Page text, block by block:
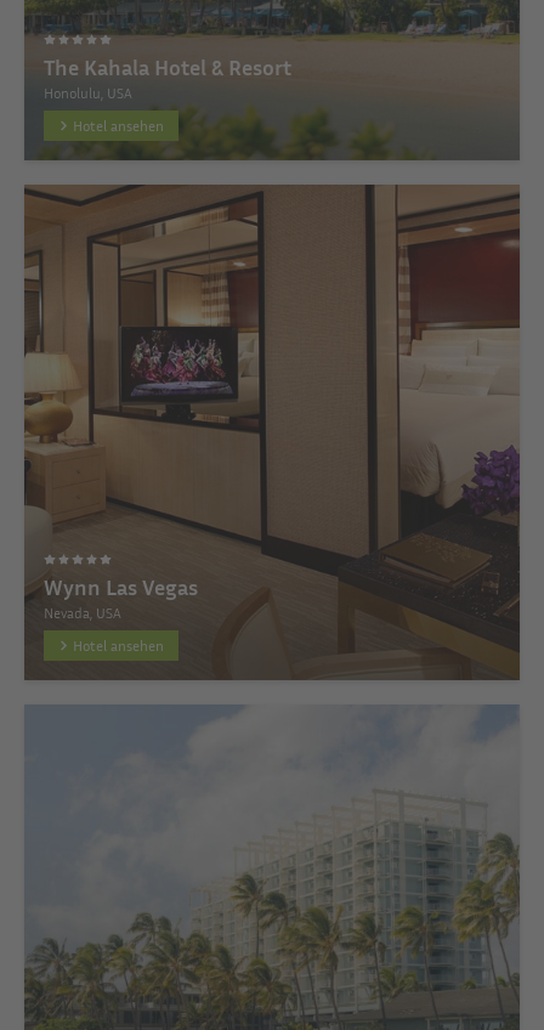
The Kahala Hotel & Resort
Honolulu, USA
Hotel ansehen
Wynn Las Vegas
Nevada, USA
Hotel ansehen